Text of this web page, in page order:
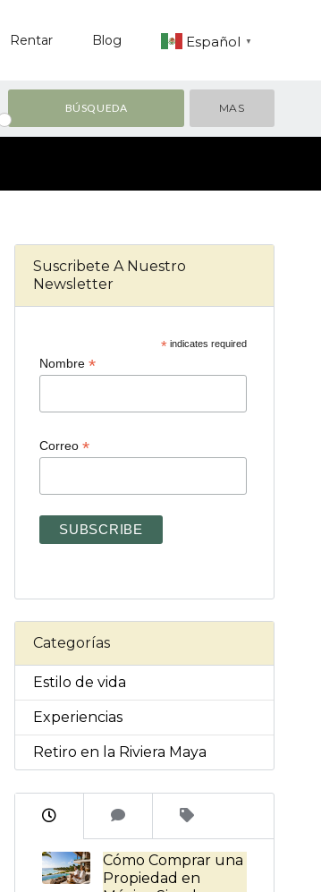
Rentar Blog Español ▼
MAS
Suscribete A Nuestro
Newsletter
* indicates required
Nombre*
Correo*
Categorías
Estilo de vida
Experiencias
Retiro en la Riviera Maya
Cómo Comprar una
Propiedad en